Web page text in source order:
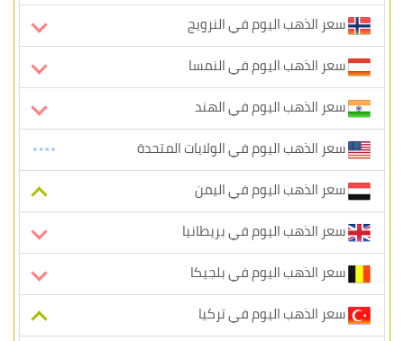
سعر الذهب اليوم في النرويج
سعر الذهب اليوم في النمسا
سعر الذهب اليوم في الهند
سعر الذهب اليوم في الولايات المتحدة
سعر الذهب اليوم في اليمن
سعر الذهب اليوم في بريطانيا
سعر الذهب اليوم في بلجيكا
سعر الذهب اليوم في تركيا